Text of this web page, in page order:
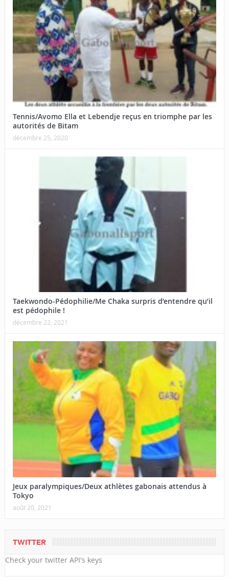
Tennis/Avomo Ella et Lebendje reçus en triomphe par les
autorités de Bitam
décembre 25, 2020
Taekwondo-Pédophilie/Me Chaka surpris d’entendre qu’il
est pédophile !
décembre 22, 2021
Jeux paralympiques/Deux athlètes gabonais attendus à
Tokyo
août 20, 2021
TWITTER
Check your twitter API's keys